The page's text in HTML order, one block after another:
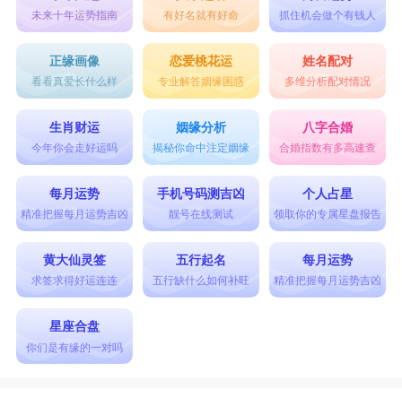
未来十年运势指南 有好名就有好命 抓住机会做个有钱人
正缘画像
看看真爱长什么样
恋爱桃花运
专业解答姻缘困惑
姓名配对
多维分析配对情况
生肖财运
今年你会走好运吗
姻缘分析
揭秘你命中注定姻缘
八字合婚
合婚指数有多高速查
每月运势
精准把握每月运势吉凶
手机号码测吉凶
靓号在线测试
个人占星
领取你的专属星盘报告
黄大仙灵签
求签求得好运连连
五行起名
五行缺什么如何补旺
每月运势
精准把握每月运势吉凶
星座合盘
你们是有缘的一对吗